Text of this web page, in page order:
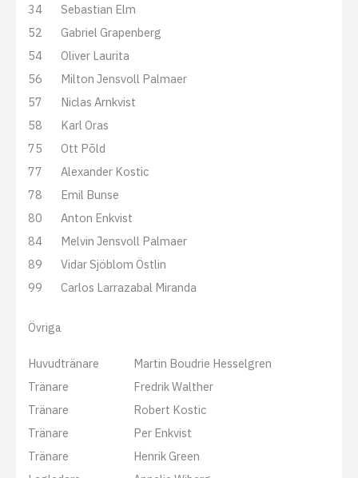
34
Sebastian Elm
52
Gabriel Grapenberg
54
Oliver Laurita
56
Milton Jensvoll Palmaer
57
Niclas Arnkvist
58
Karl Oras
75
Ott Põld
77
Alexander Kostic
78
Emil Bunse
80
Anton Enkvist
84
Melvin Jensvoll Palmaer
89
Vidar Sjöblom Östlin
99
Carlos Larrazabal Miranda
Övriga
Huvudtränare
Martin Boudrie Hesselgren
Tränare
Fredrik Walther
Tränare
Robert Kostic
Tränare
Per Enkvist
Tränare
Henrik Green